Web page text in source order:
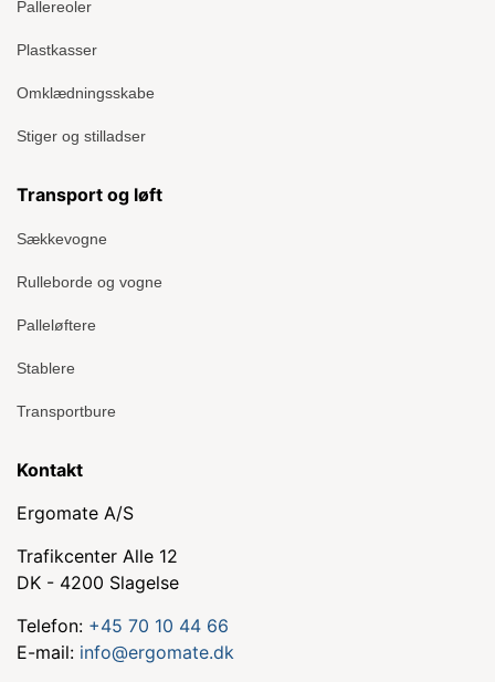
Pallereoler
Plastkasser
Omklædningsskabe
Stiger og stilladser
Transport og løft
Sækkevogne
Rulleborde og vogne
Palleløftere
Stablere
Transportbure
Kontakt
Ergomate A/S
Trafikcenter Alle 12
DK - 4200 Slagelse
Telefon: +45 70 10 44 66
E-mail: info@ergomate.dk